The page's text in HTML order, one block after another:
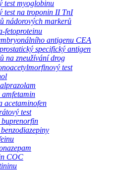
test myoglobinu
test na troponin II TnI
nádorových markerů
fetoproteinu
antigenu CEA
specifický antigen
na zneužívání drog
test
amfetamin
acetaminofen
test
buprenorfin
COC